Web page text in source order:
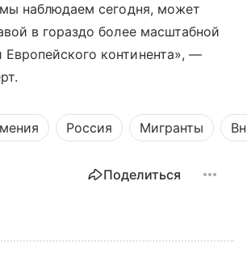
наблюдаем сегодня, может
в гораздо более масштабной
континента», —
Россия Мигранты
Поделиться